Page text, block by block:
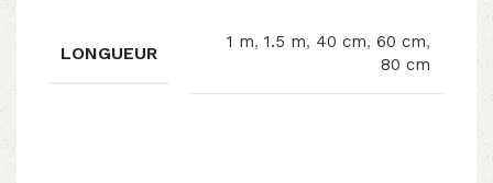
LONGUEUR
1 m, 1.5 m, 40 cm, 60 cm,
80 cm